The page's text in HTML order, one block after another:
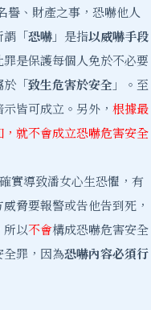
、財產之事，恐嚇他人
謂「恐嚇」是指以威嚇手段
罪是保護每個人免於不必要
於「致生危害於安全 」。至
皆可成立。另外， 根據最
就不會成立恐嚇危害安全
實導致潘女心生恐懼，有
脅要報警或告他告到死，
所以不會構成恐嚇危害安全
全罪，因為恐嚇內容必須行